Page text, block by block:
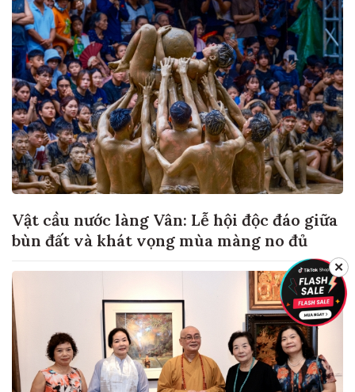
Vật cầu nước làng Vân: Lễ hội độc đáo giữa
bùn đất và khát vọng mùa màng no đủ
✕